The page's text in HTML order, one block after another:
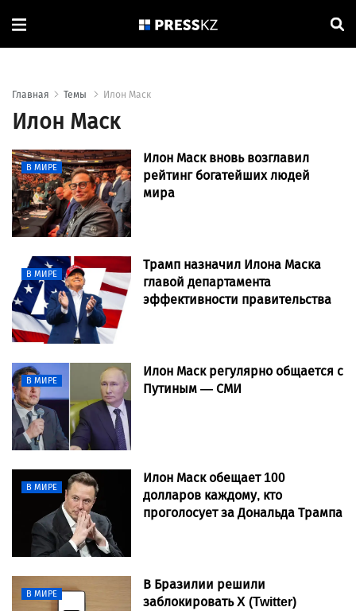
Главная Темы Илон Маск
Илон Маск
В МИРЕ
Илон Маск вновь возглавил
рейтинг богатейших людей
мира
В МИРЕ
Трамп назначил Илона Маска
главой департамента
эффективности правительства
В МИРЕ
Илон Маск регулярно общается с
Путиным — СМИ
В МИРЕ
Илон Маск обещает 100
долларов каждому, кто
проголосует за Дональда Трампа
В МИРЕ
В Бразилии решили
заблокировать X (Twitter)